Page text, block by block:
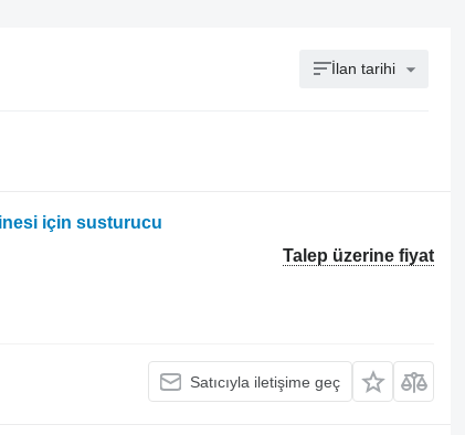
İlan tarihi
için susturucu
Talep üzerine fiyat
Satıcıyla iletişime geç